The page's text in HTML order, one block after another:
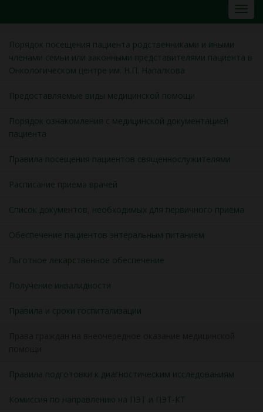
Порядок посещения пациента родственниками и иными
членами семьи или законными представителями пациента в
Онкологическом центре им. Н.П. Напалкова
Предоставляемые виды медицинской помощи
Порядок ознакомления с медицинской документацией
пациента
Правила посещения пациентов священнослужителями
Расписание приема врачей
Список документов, необходимых для первичного приёма
Обеспечение пациентов энтеральным питанием
Льготное лекарственное обеспечение
Получение инвалидности
Правила и сроки госпитализации
Правила подготовки к диагностическим исследованиям
Комиссия по направлению на ПЭТ и ПЭТ-КТ